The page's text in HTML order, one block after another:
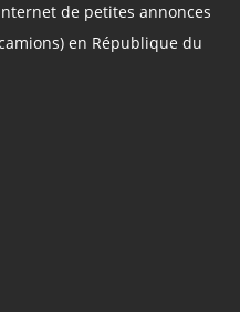
de petites annonces
en République du